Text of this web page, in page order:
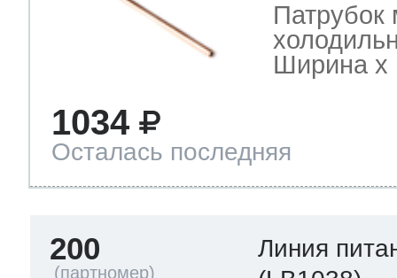
Патрубок
Ширина х
1034
Осталась последняя
200
Линия